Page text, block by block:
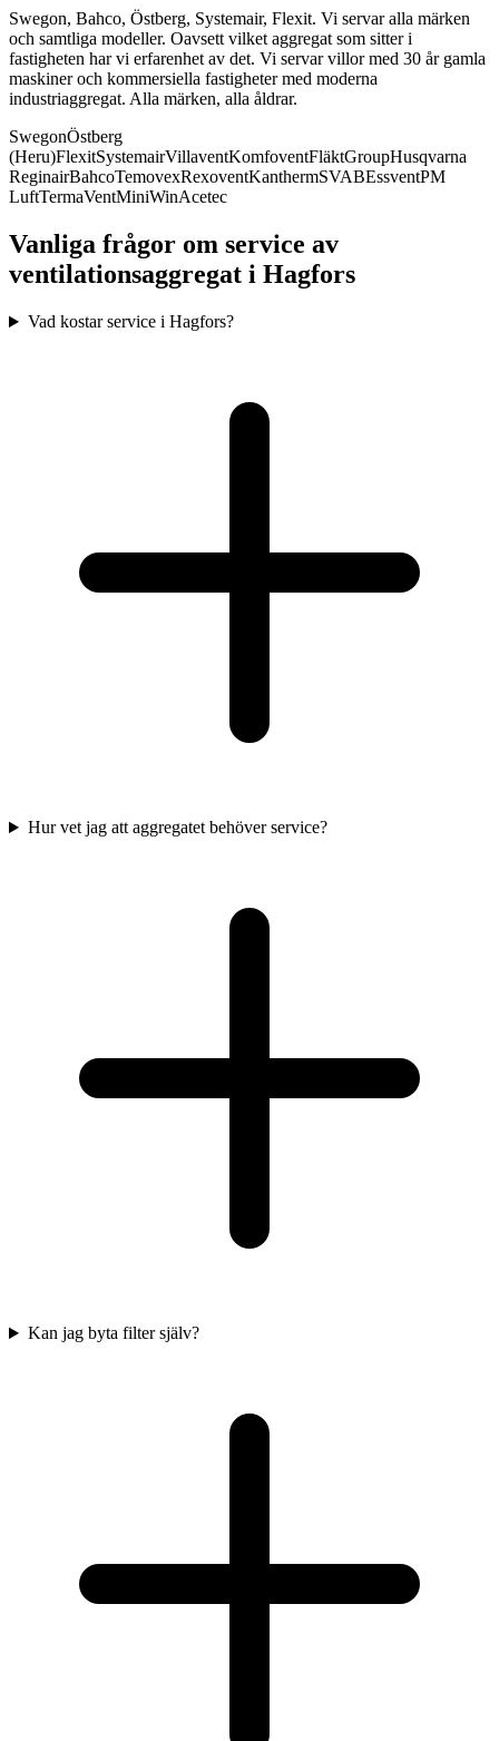
Swegon, Bahco, Östberg, Systemair, Flexit. Vi servar alla märken
och samtliga modeller. Oavsett vilket aggregat som sitter i
fastigheten har vi erfarenhet av det. Vi servar villor med 30 år gamla
maskiner och kommersiella fastigheter med moderna
industriaggregat. Alla märken, alla åldrar.
SwegonÖstberg
(Heru)FlexitSystemairVillaventKomfoventFläktGroupHusqvarna
ReginairBahcoTemovexRexoventKanthermSVABEssventPM
LuftTermaVentMiniWinAcetec
Vanliga frågor om service av
ventilationsaggregat i Hagfors
Vad kostar service i Hagfors?
Hur vet jag att aggregatet behöver service?
Kan jag byta filter själv?